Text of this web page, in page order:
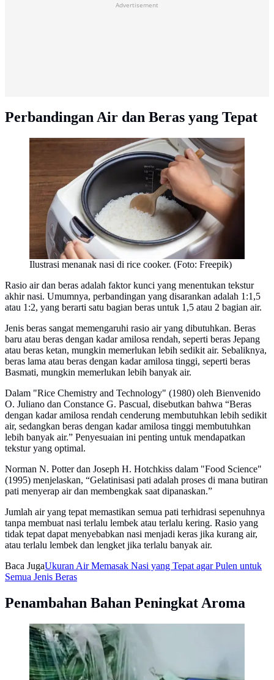
Advertisement
Perbandingan Air dan Beras yang Tepat
Ilustrasi menanak nasi di rice cooker. (Foto: Freepik)
Rasio air dan beras adalah faktor kunci yang menentukan tekstur
akhir nasi. Umumnya, perbandingan yang disarankan adalah 1:1,5
atau 1:2, yang berarti satu bagian beras untuk 1,5 atau 2 bagian air.
Jenis beras sangat memengaruhi rasio air yang dibutuhkan. Beras
baru atau beras dengan kadar amilosa rendah, seperti beras Jepang
atau beras ketan, mungkin memerlukan lebih sedikit air. Sebaliknya,
beras lama atau beras dengan kadar amilosa tinggi, seperti beras
Basmati, mungkin memerlukan lebih banyak air.
Dalam "Rice Chemistry and Technology" (1980) oleh Bienvenido
O. Juliano dan Constance G. Pascual, disebutkan bahwa “Beras
dengan kadar amilosa rendah cenderung membutuhkan lebih sedikit
air, sedangkan beras dengan kadar amilosa tinggi membutuhkan
lebih banyak air.” Penyesuaian ini penting untuk mendapatkan
tekstur yang optimal.
Norman N. Potter dan Joseph H. Hotchkiss dalam "Food Science"
(1995) menjelaskan, “Gelatinisasi pati adalah proses di mana butiran
pati menyerap air dan membengkak saat dipanaskan.”
Jumlah air yang tepat memastikan semua pati terhidrasi sepenuhnya
tanpa membuat nasi terlalu lembek atau terlalu kering. Rasio yang
tidak tepat dapat menyebabkan nasi menjadi keras jika kurang air,
atau terlalu lembek dan lengket jika terlalu banyak air.
Baca JugaUkuran Air Memasak Nasi yang Tepat agar Pulen untuk
Semua Jenis Beras
Penambahan Bahan Peningkat Aroma